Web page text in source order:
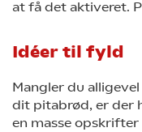
at få det aktiveret.
Idéer til fyld
Mangler du
dit pitabrød, er der
en masse